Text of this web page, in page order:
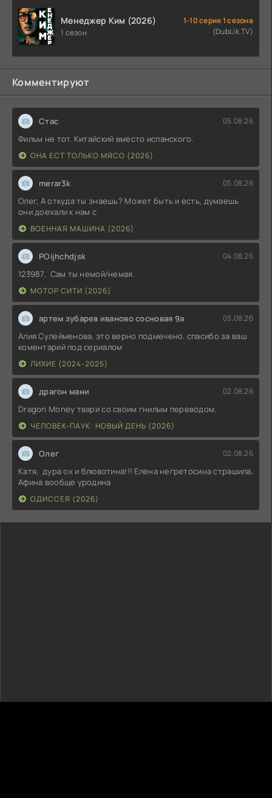
Менеджер Ким (2026)
1 сезон
1-10 серия 1 сезона
(DubLik.TV)
Комментируют
Стас 05.08.26
Фильм не тот. Китайский вместо испанского.
ОНА ЕСТ ТОЛЬКО МЯСО (2026)
merar3k 05.08.26
Олег, А откуда ты знаешь? Может быть и есть, думаешь
они доехали к нам с
ВОЕННАЯ МАШИНА (2026)
POijhchdjsk 04.08.26
123987, Сам ты немой/немая.
МОТОР СИТИ (2026)
артем зубарев иваново сосновая 9а 03.08.26
Алия Сулейменова, это верно подмечено. спасибо за ваш
коментарий под сериалом
ЛИХИЕ (2024-2025)
драгон мани 02.08.26
Dragon Money твари со своим гнилым переводом.
ЧЕЛОВЕК-ПАУК: НОВЫЙ ДЕНЬ (2026)
Олег 02.08.26
Катя, дура ох и блювотина!!! Елена негретосина страшила,
Афина вообще уродина
ОДИССЕЯ (2026)